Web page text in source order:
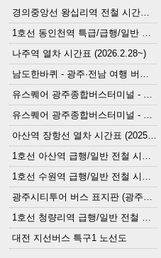
경의중앙선 왕십리역 전철 시간표 (2026.4.20~)
1호선 동인천역 특급/급행/일반 전철 시간표 (2026.2.28~)
나주역 열차 시간표 (2026.2.28~)
남도한바퀴 - 광주·전남 여행 버스 노선 (2026.3.1~5.31)
유스퀘어 광주종합버스터미널 - 곡성,순천／화순,보성,율포 방면 시외버스 시간표 (2026.1.31)
유스퀘어 광주종합버스터미널 - 담양, 순창, 남원, 무주, 장수, 거창, 대구 방면 시외버스 시간표 (2026...
아산역 장항선 열차 시간표 (2025.12.30 기준) (무궁화호, ITX-마음, 새마을호, 서해금빛열차)
1호선 아산역 급행/일반 전철 시간표 (2025.12.30~)
1호선 수원역 급행/일반 전철 시간표 (2025.12.30~)
광주시티투어 버스 표지판 (광주역 정류장) (2024?)
1호선 청량리역 급행/일반 전철 시간표 · 노선도 (2025.12.30~)
대전 지선버스 특구1 노선도